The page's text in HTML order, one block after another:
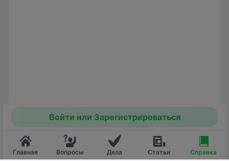
Войти или Зарегистрироваться
Главная Вопросы Дела Статьи Справка